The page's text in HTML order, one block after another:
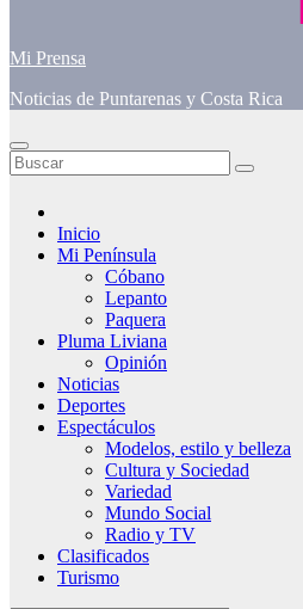
Mi Prensa
Noticias de Puntarenas y Costa Rica
Inicio
Mi Península
Cóbano
Lepanto
Paquera
Pluma Liviana
Opinión
Noticias
Deportes
Espectáculos
Modelos, estilo y belleza
Cultura y Sociedad
Variedad
Mundo Social
Radio y TV
Clasificados
Turismo